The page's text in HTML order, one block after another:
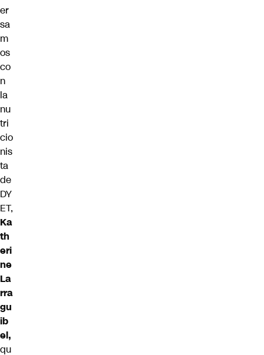
er
sa
m
os
co
n
la
nu
tri
cio
nis
ta
de
DY
ET,
Ka
th
eri
ne
La
rra
gu
ib
el,
qu